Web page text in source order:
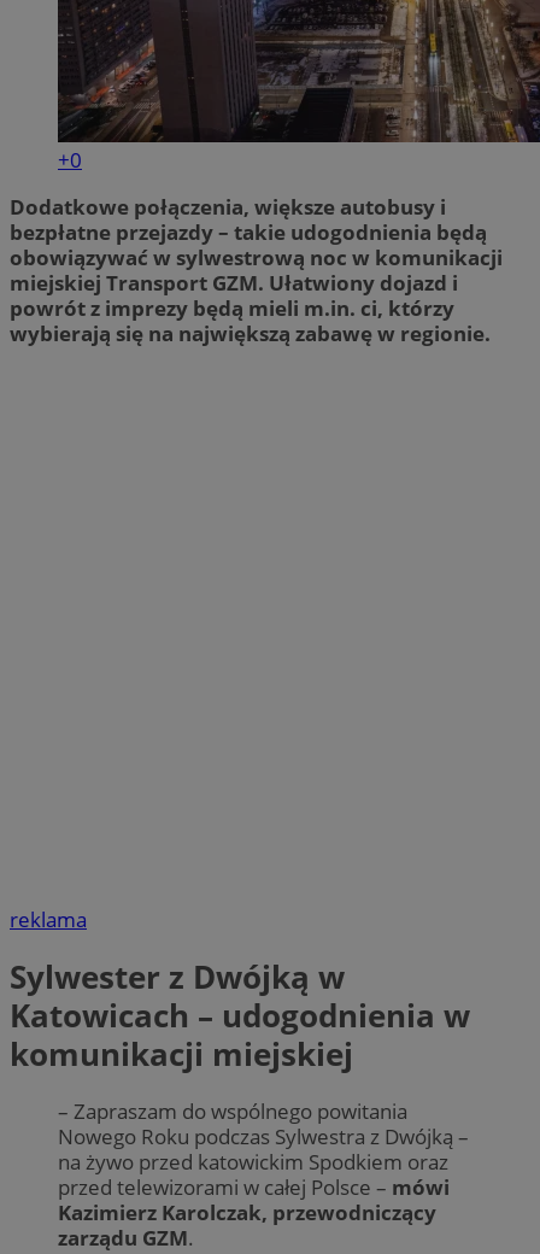
+0
Dodatkowe połączenia, większe autobusy i
bezpłatne przejazdy – takie udogodnienia będą
obowiązywać w sylwestrową noc w komunikacji
miejskiej Transport GZM. Ułatwiony dojazd i
powrót z imprezy będą mieli m.in. ci, którzy
wybierają się na największą zabawę w regionie.
reklama
Sylwester z Dwójką w
Katowicach – udogodnienia w
komunikacji miejskiej
– Zapraszam do wspólnego powitania
Nowego Roku podczas Sylwestra z Dwójką –
na żywo przed katowickim Spodkiem oraz
przed telewizorami w całej Polsce – mówi
Kazimierz Karolczak, przewodniczący
zarządu GZM.